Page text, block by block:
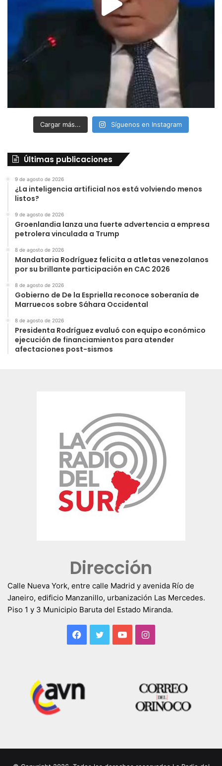
Cargar más... Síguenos en Instagram
Últimas publicaciones
9 de agosto de 2026
¿La inteligencia artificial nos está volviendo menos
listos?
9 de agosto de 2026
Groenlandia lanza una fuerte advertencia a empresa
petrolera vinculada a Trump
8 de agosto de 2026
Mandataria Rodríguez felicita a atletas venezolanos
por su brillante participación en CAC 2026
8 de agosto de 2026
Gobierno de De la Espriella reconoce soberanía de
Marruecos sobre Sáhara Occidental
8 de agosto de 2026
Presidenta Rodríguez evaluó con equipo económico
ejecución de financiamientos para atender
afectaciones post-sismos
Dirección
Calle Nueva York, entre calle Madrid y avenida Río de
Janeiro, edificio Manzanillo, urbanización Las Mercedes.
Piso 1 y 3 Municipio Baruta del Estado Miranda.
Facebook
TwitterYouTubeInstagram